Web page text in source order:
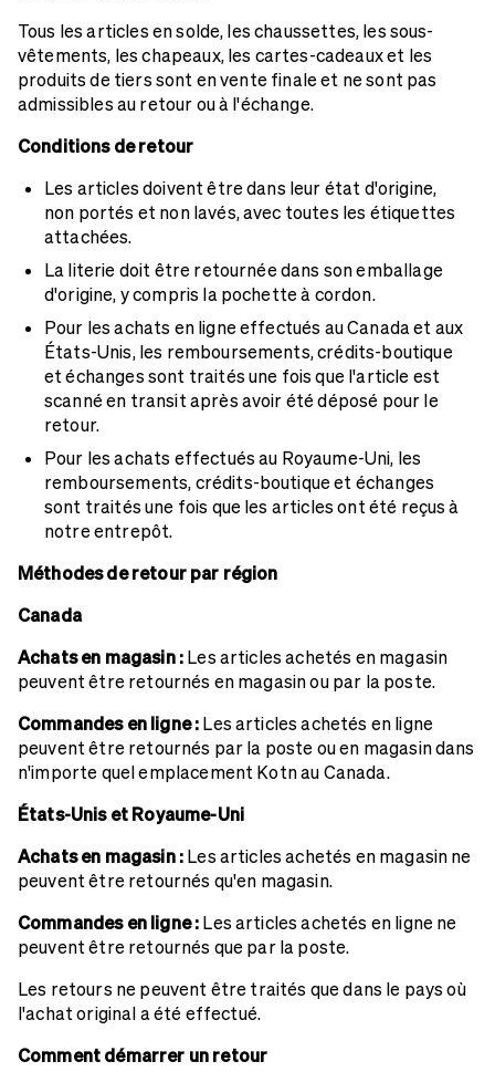
Tous les articles en solde, les chaussettes, les sous-
vêtements, les chapeaux, les cartes-cadeaux et les
produits de tiers sont en vente finale et ne sont pas
admissibles au retour ou à l'échange.
Conditions de retour
Les articles doivent être dans leur état d'origine,
non portés et non lavés, avec toutes les étiquettes
attachées.
La literie doit être retournée dans son emballage
d'origine, y compris la pochette à cordon.
Pour les achats en ligne effectués au Canada et aux
États-Unis, les remboursements, crédits-boutique
et échanges sont traités une fois que l'article est
scanné en transit après avoir été déposé pour le
retour.
Pour les achats effectués au Royaume-Uni, les
remboursements, crédits-boutique et échanges
sont traités une fois que les articles ont été reçus à
notre entrepôt.
Méthodes de retour par région
Canada
Achats en magasin : Les articles achetés en magasin
peuvent être retournés en magasin ou par la poste.
Commandes en ligne : Les articles achetés en ligne
peuvent être retournés par la poste ou en magasin dans
n'importe quel emplacement Kotn au Canada.
États-Unis et Royaume-Uni
Achats en magasin : Les articles achetés en magasin ne
peuvent être retournés qu'en magasin.
Commandes en ligne : Les articles achetés en ligne ne
peuvent être retournés que par la poste.
Les retours ne peuvent être traités que dans le pays où
l'achat original a été effectué.
Comment démarrer un retour